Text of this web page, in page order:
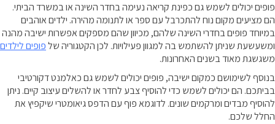
פופים יכולים לשמש גם כפינת קריאה נעימה בחדר השינה או במשרד הביתי.
הם מציעים מקום נוח להתכרבל עם ספר או לתנומה מהירה. ילדים אוהבים
במיוחד פופים בחדרי השינה שלהם, מכיוון שהם מספקים אפשרות ישיבה מהנה
ומשעשעת שניתן להשתמש בה למגוון פעילויות. לכן הקטגוריה שלפופים לילדים
משגשגת מאוד בשנים האחרונות.
בנוסף לשימושם כמקום ישיבה, פופים יכולים לשמש גם כאלמנט דקורטיבי
בביתכם. הם יכולים לשמש כדי להוסיף צבע לחדר או להשלים עיצוב קיים. ניתן
להוסיף מבדים ומרקמים שונים. לדוגמא פוף עם הדפס גיאומטרי שיקפיץ את
החלל שלכם.